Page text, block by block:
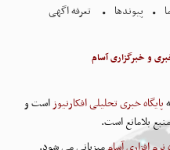
پیوندها تعرفه اگهی
و خبرگزاری آسام
پایگاه خبری تحلیلی افکارنیوزاست و
بلامانع است.